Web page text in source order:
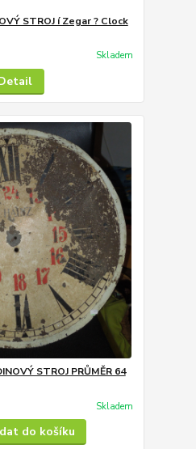
STROJ í Zegar ? Clock
Skladem
STROJ PRŮMĚR 64
Skladem
do košíku